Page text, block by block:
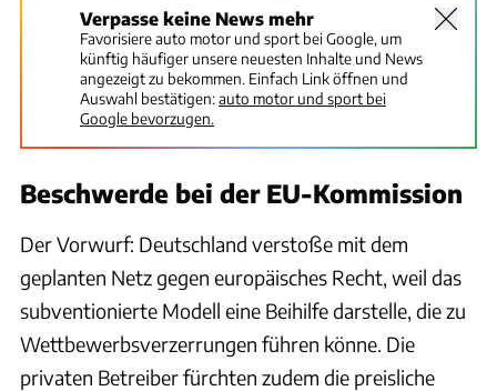
Verpasse keine News mehr
Favorisiere auto motor und sport bei Google, um
künftig häufiger unsere neuesten Inhalte und News
angezeigt zu bekommen. Einfach Link öffnen und
Auswahl bestätigen:auto motor und sport bei
Google bevorzugen.
Beschwerde bei der EU-Kommission
Der Vorwurf: Deutschland verstoße mit dem
geplanten Netz gegen europäisches Recht, weil das
subventionierte Modell eine Beihilfe darstelle, die zu
Wettbewerbsverzerrungen führen könne. Die
privaten Betreiber fürchten zudem die preisliche